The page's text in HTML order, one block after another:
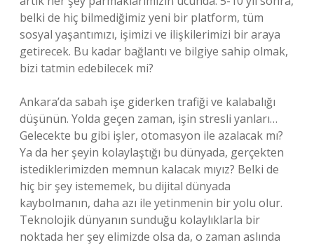
belki de hiç bilmediğimiz yeni bir platform, tüm
sosyal yaşantımızı, işimizi ve ilişkilerimizi bir araya
getirecek. Bu kadar bağlantı ve bilgiye sahip olmak,
bizi tatmin edebilecek mi?
Ankara’da sabah işe giderken trafiği ve kalabalığı
düşünün. Yolda geçen zaman, işin stresli yanları…
Gelecekte bu gibi işler, otomasyon ile azalacak mı?
Ya da her şeyin kolaylaştığı bu dünyada, gerçekten
istediklerimizden memnun kalacak mıyız? Belki de
hiç bir şey istememek, bu dijital dünyada
kaybolmanın, daha azı ile yetinmenin bir yolu olur.
Teknolojik dünyanın sunduğu kolaylıklarla bir
noktada her şey elimizde olsa da, o zaman aslında